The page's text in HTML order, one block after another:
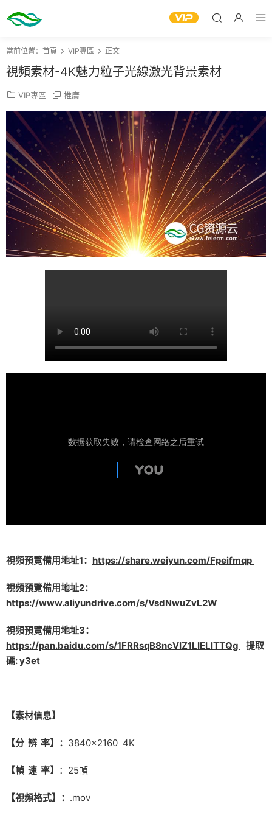
當前位置： 首頁 VIP專區 正文
視頻素材-4K魅力粒子光線激光背景素材
VIP專區 推廣
視頻預覽備用地址1： https://share.weiyun.com/Fpeifmqp
視頻預覽備用地址2：
https://www.aliyundrive.com/s/VsdNwuZvL2W
視頻預覽備用地址3：
https://pan.baidu.com/s/1FRRsqB8ncVIZ1LIELlTTQg
提取
碼: y3et
【素材信息】
【分 辨 率】： 3840×2160 4K
【幀 速 率】 ：25幀
【視頻格式】： .mov